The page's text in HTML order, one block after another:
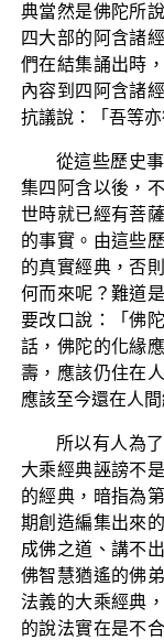
典當然是佛陀所
四大部的阿含諸
們在結集誦出時
內容到四阿含諸
抗議說：「吾等亦
從這些歷史
集四阿含以後，
世時就已經有菩
的事實。由這些
的真實經典，否
何而來呢？難道
要改口說：「佛
話，佛陀的化緣
壽，應該仍住在
應該至今還在人
所以有人為
大乘經典誣謗不
的經典，暗指為
期創造編集出來
成佛之道、講不
佛智慧猶遙的佛
法義的大乘經典
的說法實在是不